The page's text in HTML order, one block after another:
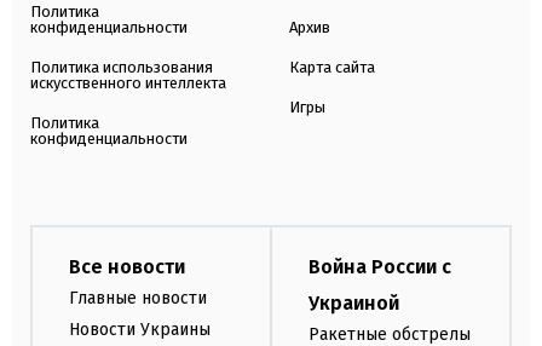
Политика
конфиденциальности
Политика использования
искусственного интеллекта
Политика
конфиденциальности
Архив
Карта сайта
Игры
Все новости
Главные новости
Новости Украины
Война России с
Украиной
Ракетные обстрелы